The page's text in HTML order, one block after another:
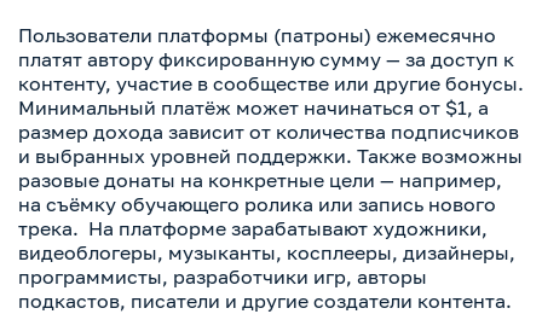
Пользователи платформы (патроны) ежемесячно
платят автору фиксированную сумму — за доступ к
контенту, участие в сообществе или другие бонусы.
Минимальный платёж может начинаться от $1, а
размер дохода зависит от количества подписчиков
и выбранных уровней поддержки. Также возможны
разовые донаты на конкретные цели — например,
на съёмку обучающего ролика или запись нового
трека. На платформе зарабатывают художники,
видеоблогеры, музыканты, косплееры, дизайнеры,
программисты, разработчики игр, авторы
подкастов, писатели и другие создатели контента.